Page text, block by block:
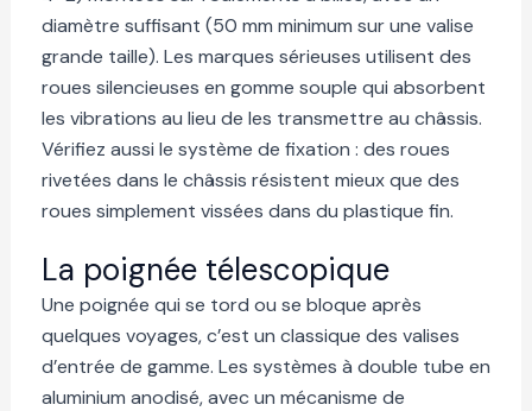
diamètre suffisant (50 mm minimum sur une valise
grande taille). Les marques sérieuses utilisent des
roues silencieuses en gomme souple qui absorbent
les vibrations au lieu de les transmettre au châssis.
Vérifiez aussi le système de fixation : des roues
rivetées dans le châssis résistent mieux que des
roues simplement vissées dans du plastique fin.
La poignée télescopique
Une poignée qui se tord ou se bloque après
quelques voyages, c’est un classique des valises
d’entrée de gamme. Les systèmes à double tube en
aluminium anodisé, avec un mécanisme de